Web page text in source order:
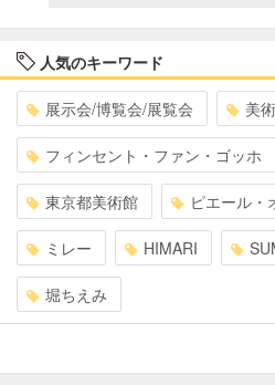
人気のキーワード
展示会/博覧会/展覧会 美
フィンセント・ファン・ゴッホ
東京都美術館 ピエール・
ミレー HIMARI
堀ちえみ